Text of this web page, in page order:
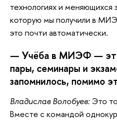
технологиях и меняющихся
которую мы получили в
это почти автоматически.
— Учёба в МИЭФ —
пары, семинары и
запомнилось, помимо
Владислав Волобуев: Это
Вместе с командой